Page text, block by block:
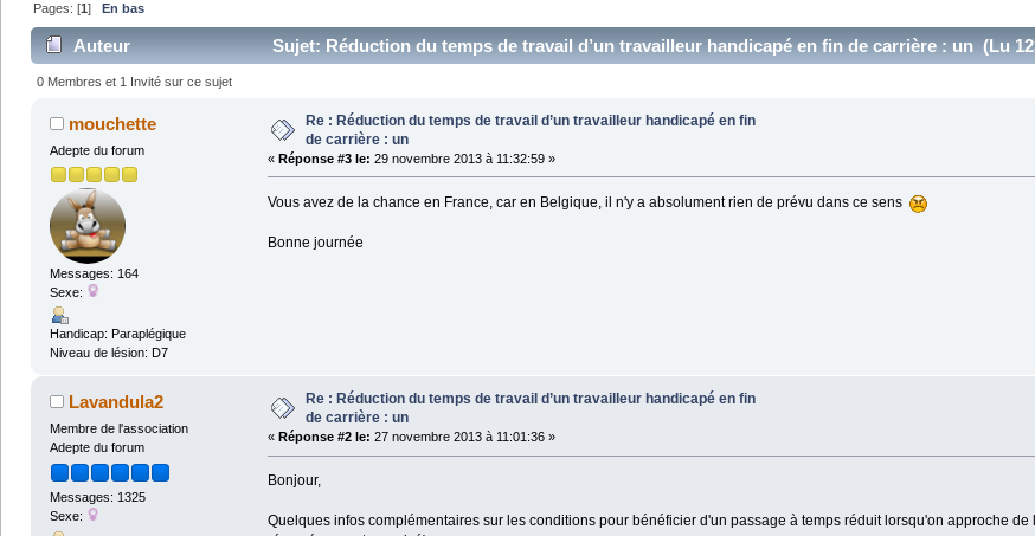
Pages: [1] En bas
Auteur Sujet: Réduction du temps de travail d’un travailleur handicapé en fin de carrière : un (Lu
0 Membres et 1 Invité sur ce sujet
mouchette
Adepte du forum
Messages: 164
Sexe:
Handicap: Paraplégique
Niveau de lésion: D7
Re : Réduction du temps de travail d’un travailleur handicapé en fin
de carrière : un
« Réponse #3 le: 29 novembre 2013 à 11:32:59 »
Vous avez de la chance en France, car en Belgique, il n'y a absolument rien de prévu dans ce sens
Bonne journée
Lavandula2
Membre de l'association
Adepte du forum
Messages: 1325
Sexe:
Re : Réduction du temps de travail d’un travailleur handicapé en fin
de carrière : un
« Réponse #2 le: 27 novembre 2013 à 11:01:36 »
Bonjour,
Quelques infos complémentaires sur les conditions pour bénéficier d'un passage à temps réduit lorsqu'on approche de